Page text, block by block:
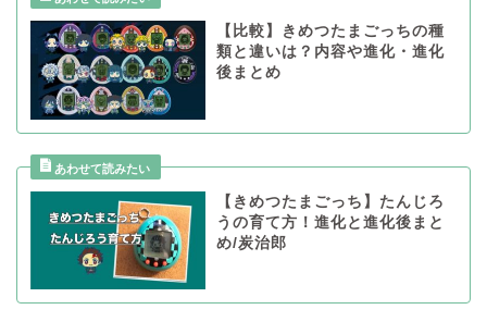
【比較】きめつたまごっちの種
類と違いは？内容や進化・進化
後まとめ
【きめつたまごっち】たんじろ
うの育て方！進化と進化後まと
め/炭治郎